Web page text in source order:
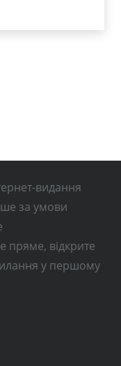
видання
за умови
пряме, відкрите
у першому